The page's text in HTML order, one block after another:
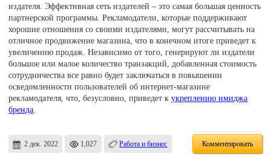
издателя. Эффективная сеть издателей – это самая большая ценность
партнерской программы. Рекламодатели, которые поддерживают
хорошие отношения со своими издателями, могут рассчитывать на
отличное продвижение магазина, что в конечном итоге приведет к
увеличению продаж. Независимо от того, генерируют ли издатели
большое или малое количество транзакций, добавленная стоимость
сотрудничества все равно будет заключаться в повышении
осведомленности пользователей об интернет-магазине
рекламодателя, что, безусловно, приведет кукреплению имиджа
бренда
2 дек. 2022 1,027 Работа и бизнес Комментировать